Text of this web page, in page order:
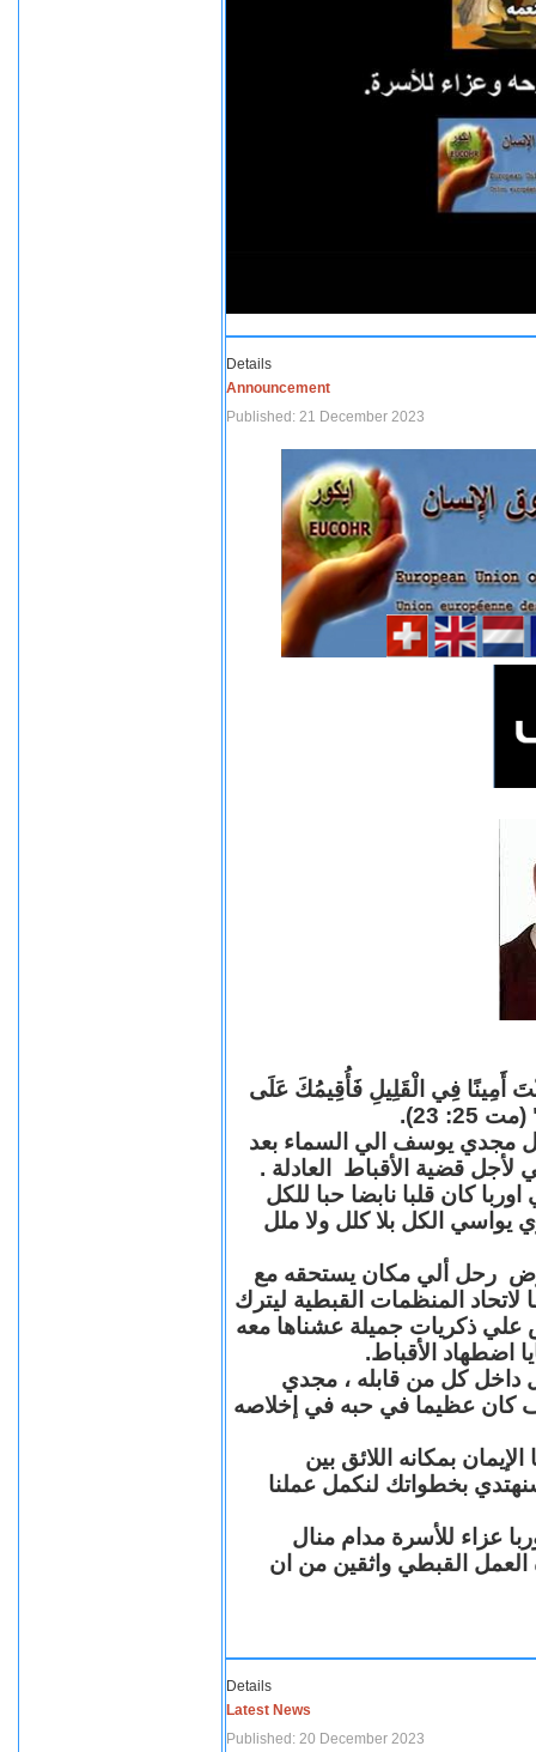
Details
Announcement
Published: 21 December 2023
أَمِينًا فِي الْقَلِيلِ فَأُقِيمُكَ عَلَى
23).
مجدي يوسف الي السماء بعد
قضية الأقباط العادلة .
كان قلبا نابضا حبا للكل
يواسي الكل بلا كلل ولا ملل
رحل ألي مكان يستحقه مع
المنظمات القبطية ليترك
علي ذكريات جميلة عشناها معه
اضطهاد الأقباط.
داخل كل من قابله ، مجدي
عظيما في حبه في إخلاصه
بمكانه اللائق بين
بخطواتك لنكمل عملنا
عزاء للأسرة مدام منال
العمل القبطي واثقين من ان
Details
Latest News
Published: 20 December 2023